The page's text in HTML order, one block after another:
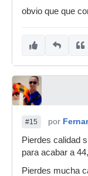
obvio que que
#15 por
Pierdes calidad
para acabar a
Pierdes mucha